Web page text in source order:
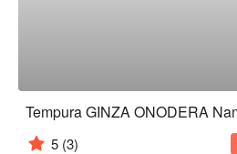
5 (3)